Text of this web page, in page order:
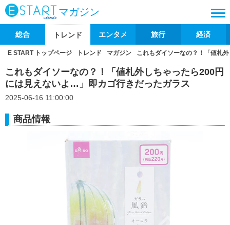
マガジン
総合 トレンド エンタメ 旅行 経済
E START トップページ トレンド マガジン これもダイソーなの？！「値札
これもダイソーなの？！「値札外しちゃったら200円
には見えないよ…」即カゴ行きだったガラス
2025-06-16 11:00:00
商品情報